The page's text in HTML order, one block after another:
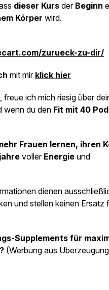
dieser Kurs der Beginn
Körper wird.
zurueck-zu-dir/
mit mir klick hier
ich mich riesig über
wenn du den Fit mit 40
Frauen lernen, ihren
voller Energie und
dienen
und stellen keinen Ersatz
Supplements für
(Werbung aus Überzeugung